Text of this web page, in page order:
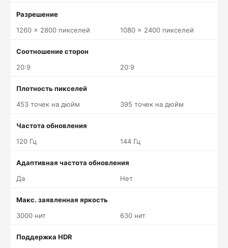
Разрешение
1260 x 2800 пикселей
1080 x 2400 пикселей
Соотношение сторон
20:9
20:9
Плотность пикселей
453 точек на дюйм
395 точек на дюйм
Частота обновления
120 Гц
144 Гц
Адаптивная частота обновления
Да
Нет
Макс. заявленная яркость
3000 нит
630 нит
Поддержка HDR